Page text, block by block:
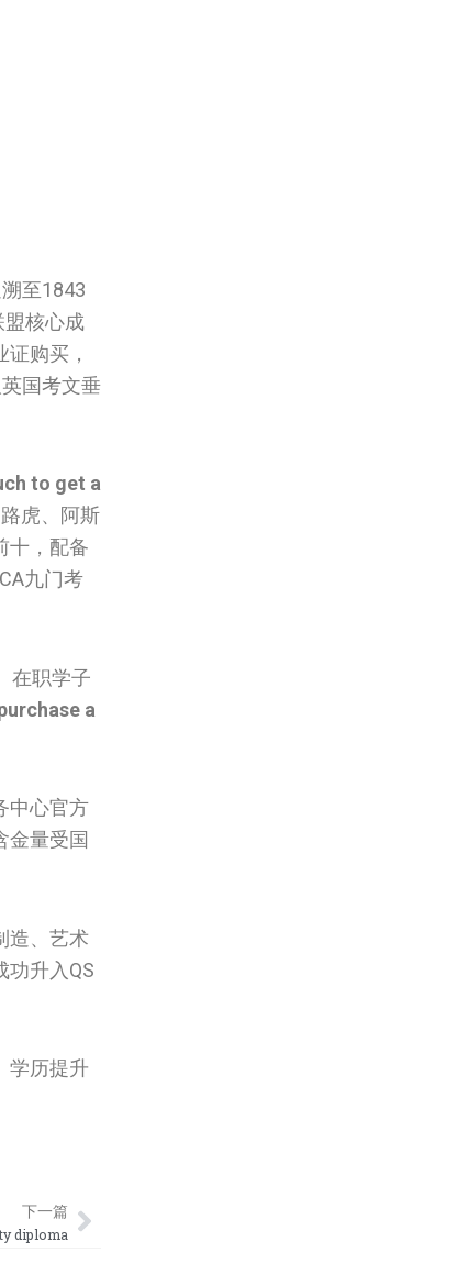
至1843
核心成
购买，
国‌考文垂
to get a
虎、阿斯
十，配备
九门考
在职学子
a
中心官方
金量受国
造、艺术
功升入QS
学历提升
下一篇
diploma